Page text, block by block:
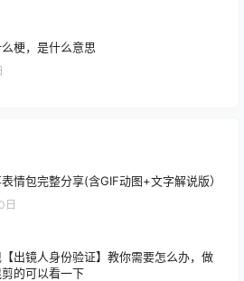
梗，是什么意思
情包完整分享(含GIF动图+文字解说版）
日
出镜人身份验证】教你需要怎么办，做
的可以看一下